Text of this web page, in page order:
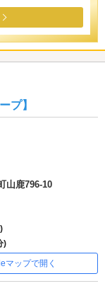
プ】
うち2.5
山鹿796-10
)
マップで開く